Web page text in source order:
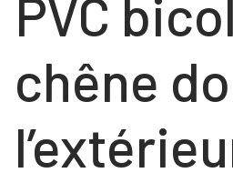
FENÊTRES
PORTES
COULISSANTS
FENÊTRES
NOS PORTES « HABITAT »
NOS RÉALISATIONS
Contact
PVC
chêne